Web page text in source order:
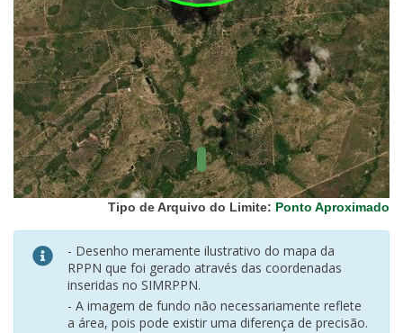
Biomas
(IBGE)
Vegetação
(IBGE)
Rodovias
(IBGE)
Relevo
(IBGE)
Tipo de Arquivo do Limite: Ponto Aproximado
- Desenho meramente ilustrativo do mapa da
RPPN que foi gerado através das coordenadas
inseridas no SIMRPPN.
- A imagem de fundo não necessariamente reflete
a área, pois pode existir uma diferença de precisão.